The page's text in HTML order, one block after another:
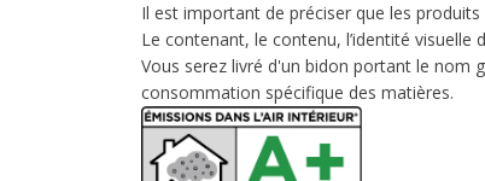
Il est important de préciser que les produits
Le contenant, le contenu, l’identité
Vous serez livré d'un bidon portant le nom
consommation spécifique des matières.